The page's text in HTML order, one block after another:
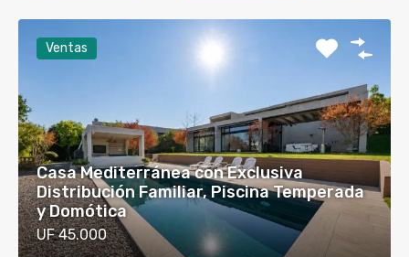
Ventas
Casa Mediterránea con Exclusiva
Distribución Familiar, Piscina Temperada
y Domótica
UF 45.000